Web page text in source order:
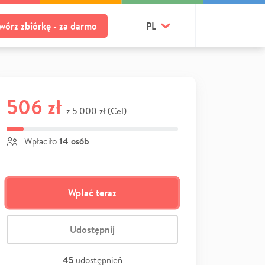
zbiórkę - za darmo PL
506 zł z 5 000 zł (Cel)
Wpłaciło 14 osób
Wpłać teraz
Udostępnij
45 udostępnień